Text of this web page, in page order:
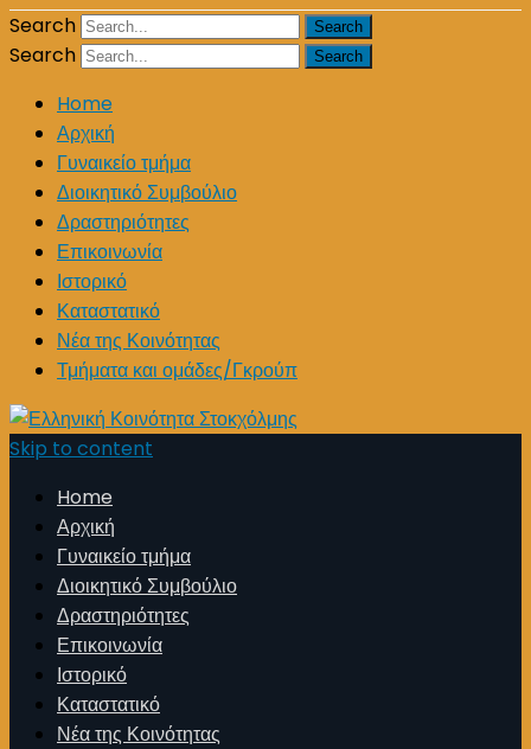
Search
Search
Home
Αρχική
Γυναικείο τμήμα
Διοικητικό Συμβούλιο
Δραστηριότητες
Επικοινωνία
Ιστορικό
Καταστατικό
Νέα της Κοινότητας
Τμήματα και ομάδες/Γκρούπ
Skip to content
Home
Αρχική
Γυναικείο τμήμα
Διοικητικό Συμβούλιο
Δραστηριότητες
Επικοινωνία
Ιστορικό
Καταστατικό
Νέα της Κοινότητας